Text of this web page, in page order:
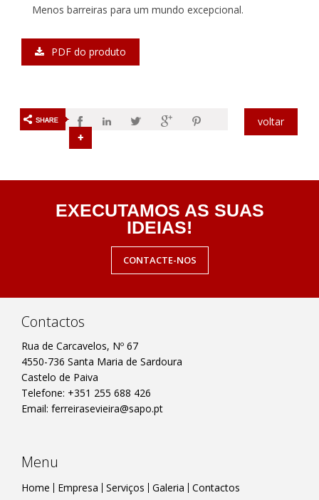
Menos barreiras para um mundo excepcional.
PDF do produto
voltar
EXECUTAMOS AS SUAS
IDEIAS!
CONTACTE-NOS
Contactos
Rua de Carcavelos, Nº 67
4550-736 Santa Maria de Sardoura
Castelo de Paiva
Telefone: +351 255 688 426
Email: ferreirasevieira@sapo.pt
Menu
Home Empresa Serviços Galeria Contactos